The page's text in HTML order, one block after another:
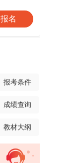
名
报考条件
成绩查询
教材大纲